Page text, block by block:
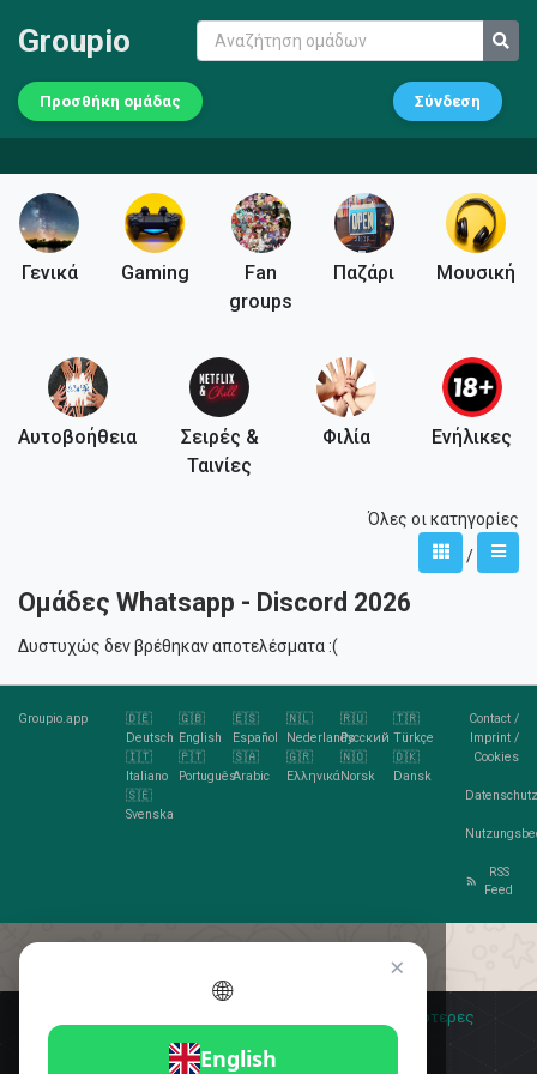
Groupio
Προσθήκη ομάδας Σύνδεση
Γενικά Gaming
Fan
groups
Παζάρι Μουσική
Αυτοβοήθεια
Σειρές &
Ταινίες
Φιλία Ενήλικες
Όλες οι κατηγορίες
/
Ομάδες Whatsapp - Discord 2026
Δυστυχώς δεν βρέθηκαν αποτελέσματα :(
Groupio.app
🇩🇪
Deutsch
🇬🇧
English
🇪🇸
Español
🇳🇱
Nederlands
🇷🇺
Русский
🇹🇷
Türkçe
🇮🇹
Italiano
🇵🇹
Português
🇸🇦
Arabic
🇬🇷
Ελληνικά
🇳🇴
Norsk
🇩🇰
Dansk
🇸🇪
Svenska
Contact/
Imprint/
Cookies
RSS
Feed
Περισσότερες
πληροφορίες
×
🌐
English